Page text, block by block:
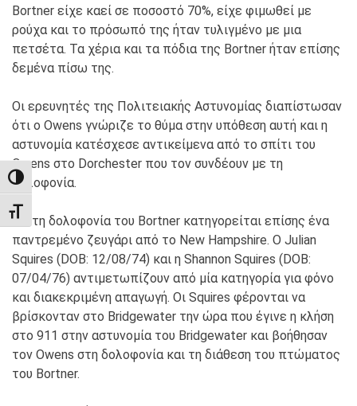
TOGGLE HIGH CONTRAST
TOGGLE FONT SIZE
Bortner είχε καεί σε ποσοστό 70%, είχε φιμωθεί με
ρούχα και το πρόσωπό της ήταν τυλιγμένο με μια
πετσέτα. Τα χέρια και τα πόδια της Bortner ήταν επίσης
δεμένα πίσω της.
Οι ερευνητές της Πολιτειακής Αστυνομίας διαπίστωσαν
ότι ο Owens γνώριζε το θύμα στην υπόθεση αυτή και η
αστυνομία κατέσχεσε αντικείμενα από το σπίτι του
Owens στο Dorchester που τον συνδέουν με τη
δολοφονία.
Για τη δολοφονία του Bortner κατηγορείται επίσης ένα
παντρεμένο ζευγάρι από το New Hampshire. Ο Julian
Squires (DOB: 12/08/74) και η Shannon Squires (DOB:
07/04/76) αντιμετωπίζουν από μία κατηγορία για φόνο
και διακεκριμένη απαγωγή. Οι Squires φέρονται να
βρίσκονταν στο Bridgewater την ώρα που έγινε η κλήση
στο 911 στην αστυνομία του Bridgewater και βοήθησαν
τον Owens στη δολοφονία και τη διάθεση του πτώματος
του Bortner.